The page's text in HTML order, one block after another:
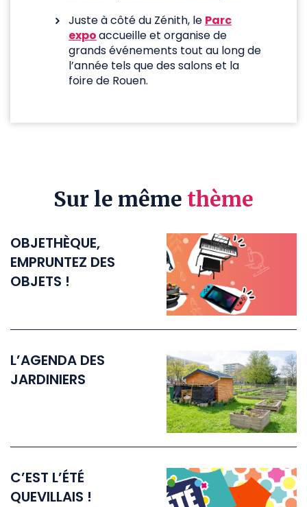
Juste à côté du Zénith, le Parc
expoaccueille et organise de
grands événements tout au long de
l’année tels que des salons et la
foire de Rouen.
Sur le même thème
OBJETHÈQUE,
EMPRUNTEZ DES
OBJETS !
L’AGENDA DES
JARDINIERS
C’EST L’ÉTÉ
QUEVILLAIS !